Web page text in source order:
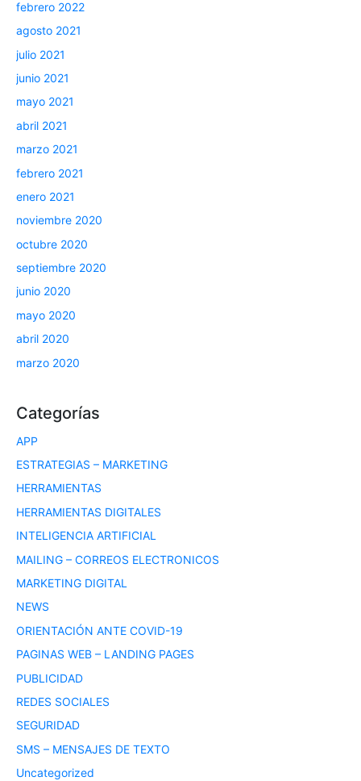
febrero 2022
agosto 2021
julio 2021
junio 2021
mayo 2021
abril 2021
marzo 2021
febrero 2021
enero 2021
noviembre 2020
octubre 2020
septiembre 2020
junio 2020
mayo 2020
abril 2020
marzo 2020
Categorías
APP
ESTRATEGIAS – MARKETING
HERRAMIENTAS
HERRAMIENTAS DIGITALES
INTELIGENCIA ARTIFICIAL
MAILING – CORREOS ELECTRONICOS
MARKETING DIGITAL
NEWS
ORIENTACIÓN ANTE COVID-19
PAGINAS WEB – LANDING PAGES
PUBLICIDAD
REDES SOCIALES
SEGURIDAD
SMS – MENSAJES DE TEXTO
Uncategorized